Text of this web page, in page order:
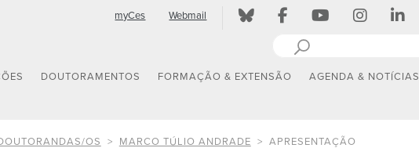
myCes Webmail
DOUTORAMENTOS FORMAÇÃO & EXTENSÃO AGENDA & NOTÍCIAS
OS MARCO TÚLIO ANDRADE APRESENTAÇÃO